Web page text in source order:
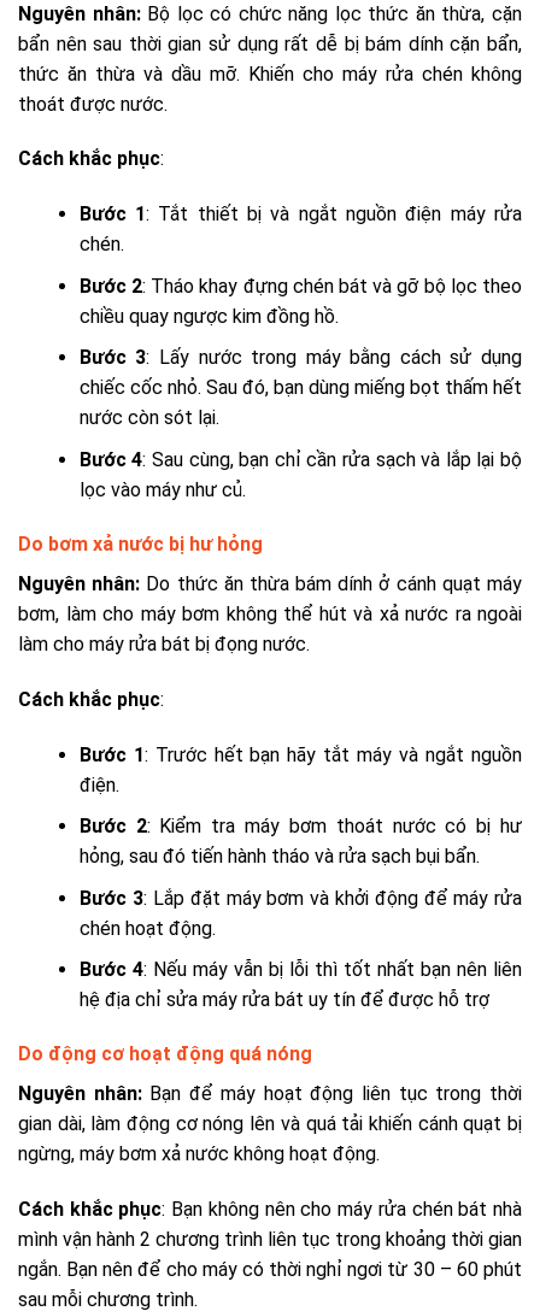
Nguyên nhân: Bộ lọc có chức năng lọc thức ăn thừa, cặn
bẩn nên sau thời gian sử dụng rất dễ bị bám dính cặn bẩn,
thức ăn thừa và dầu mỡ. Khiến cho máy rửa chén không
thoát được nước.
Cách khắc phục:
Bước 1: Tắt thiết bị và ngắt nguồn điện máy rửa
chén.
Bước 2: Tháo khay đựng chén bát và gỡ bộ lọc theo
chiều quay ngược kim đồng hồ.
Bước 3: Lấy nước trong máy bằng cách sử dụng
chiếc cốc nhỏ. Sau đó, bạn dùng miếng bọt thấm hết
nước còn sót lại.
Bước 4: Sau cùng, bạn chỉ cần rửa sạch và lắp lại bộ
lọc vào máy như củ.
Do bơm xả nước bị hư hỏng
Nguyên nhân: Do thức ăn thừa bám dính ở cánh quạt máy
bơm, làm cho máy bơm không thể hút và xả nước ra ngoài
làm cho máy rửa bát bị đọng nước.
Cách khắc phục:
Bước 1: Trước hết bạn hãy tắt máy và ngắt nguồn
điện.
Bước 2: Kiểm tra máy bơm thoát nước có bị hư
hỏng, sau đó tiến hành tháo và rửa sạch bụi bẩn.
Bước 3: Lắp đặt máy bơm và khởi động để máy rửa
chén hoạt động.
Bước 4: Nếu máy vẫn bị lỗi thì tốt nhất bạn nên liên
hệ địa chỉ sửa máy rửa bát uy tín để được hỗ trợ
Do động cơ hoạt động quá nóng
Nguyên nhân: Bạn để máy hoạt động liên tục trong thời
gian dài, làm động cơ nóng lên và quá tải khiến cánh quạt bị
ngừng, máy bơm xả nước không hoạt động.
Cách khắc phục: Bạn không nên cho máy rửa chén bát nhà
mình vận hành 2 chương trình liên tục trong khoảng thời gian
ngắn. Bạn nên để cho máy có thời nghỉ ngơi từ 30 – 60 phút
sau mỗi chương trình.